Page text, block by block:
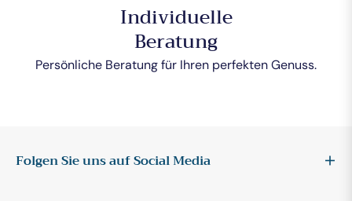
Individuelle
Beratung
Persönliche Beratung für Ihren perfekten Genuss.
Folgen Sie uns auf Social Media